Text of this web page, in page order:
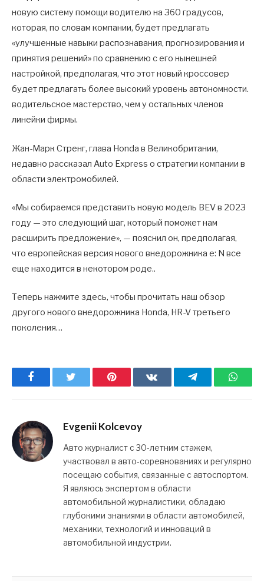
новую систему помощи водителю на 360 градусов,
которая, по словам компании, будет предлагать
«улучшенные навыки распознавания, прогнозирования и
принятия решений» по сравнению с его нынешней
настройкой, предполагая, что этот новый кроссовер
будет предлагать более высокий уровень автономности.
водительское мастерство, чем у остальных членов
линейки фирмы.
Жан-Марк Стренг, глава Honda в Великобритании,
недавно рассказал Auto Express о стратегии компании в
области электромобилей.
«Мы собираемся представить новую модель BEV в 2023
году — это следующий шаг, который поможет нам
расширить предложение», — пояснил он, предполагая,
что европейская версия нового внедорожника e: N все
еще находится в некотором роде..
Теперь нажмите здесь, чтобы прочитать наш обзор
другого нового внедорожника Honda, HR-V третьего
поколения…
Facebook Pinterest ВКонтактеTelegram
Evgenii Kolcevoy
Авто журналист с 30-летним стажем,
участвовал в авто-соревнованиях и регулярно
посещаю события, связанные с автоспортом.
Я являюсь экспертом в области
автомобильной журналистики, обладаю
глубокими знаниями в области автомобилей,
механики, технологий и инноваций в
автомобильной индустрии.